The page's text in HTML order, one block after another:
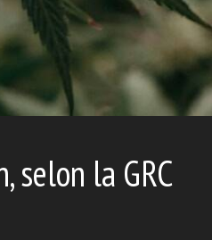
selon la GRC